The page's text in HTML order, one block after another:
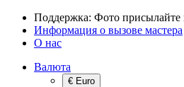
Поддержка: Фото присылайте
Информация о вызове мастера
О нас
Валюта
€ Euro